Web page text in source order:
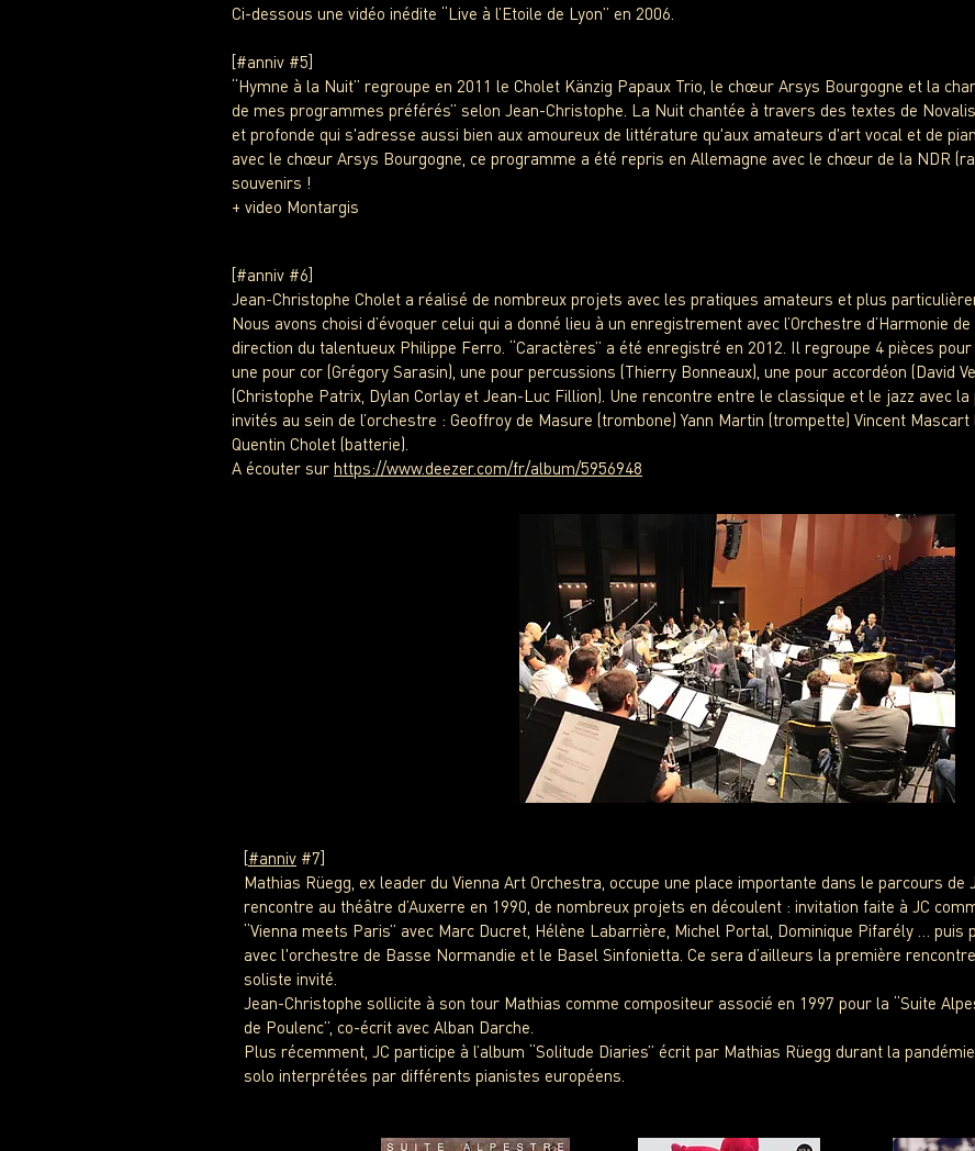
Ci-dessous une vidéo inédite “Live à l’Etoile de Lyon” en 2006.
[#anniv #5]
“Hymne à la Nuit” regroupe en 2011 le Cholet Känzig Papaux Trio, le chœur Arsys Bourgogne et la
de mes programmes préférés” selon Jean-Christophe. La Nuit chantée à travers des textes de
et profonde qui s'adresse aussi bien aux amoureux de littérature qu'aux amateurs d'art vocal et de
avec le chœur Arsys Bourgogne, ce programme a été repris en Allemagne avec le chœur de la NDR
souvenirs !
+ video Montargis
[#anniv #6]
Jean-Christophe Cholet a réalisé de nombreux projets avec les pratiques amateurs et plus
Nous avons choisi d’évoquer celui qui a donné lieu à un enregistrement avec l’Orchestre d’Harmonie
direction du talentueux Philippe Ferro. “Caractères” a été enregistré en 2012. Il regroupe 4 pièces
une pour cor (Grégory Sarasin), une pour percussions (Thierry Bonneaux), une pour accordéon (David
(Christophe Patrix, Dylan Corlay et Jean-Luc Fillion). Une rencontre entre le classique et le jazz avec
invités au sein de l’orchestre : Geoffroy de Masure (trombone) Yann Martin (trompette) Vincent
Quentin Cholet (batterie).
A écouter sur https://www.deezer.com/fr/album/5956948
[#anniv #7]
Mathias Rüegg, ex leader du Vienna Art Orchestra, occupe une place importante dans le parcours de
rencontre au théâtre d’Auxerre en 1990, de nombreux projets en découlent : invitation faite à JC
“Vienna meets Paris” avec Marc Ducret, Hélène Labarrière, Michel Portal, Dominique Pifarély … puis
avec l'orchestre de Basse Normandie et le Basel Sinfonietta. Ce sera d’ailleurs la première
soliste invité.
Jean-Christophe sollicite à son tour Mathias comme compositeur associé en 1997 pour la “Suite
de Poulenc”, co-écrit avec Alban Darche.
Plus récemment, JC participe à l’album “Solitude Diaries” écrit par Mathias Rüegg durant la
solo interprétées par différents pianistes européens.